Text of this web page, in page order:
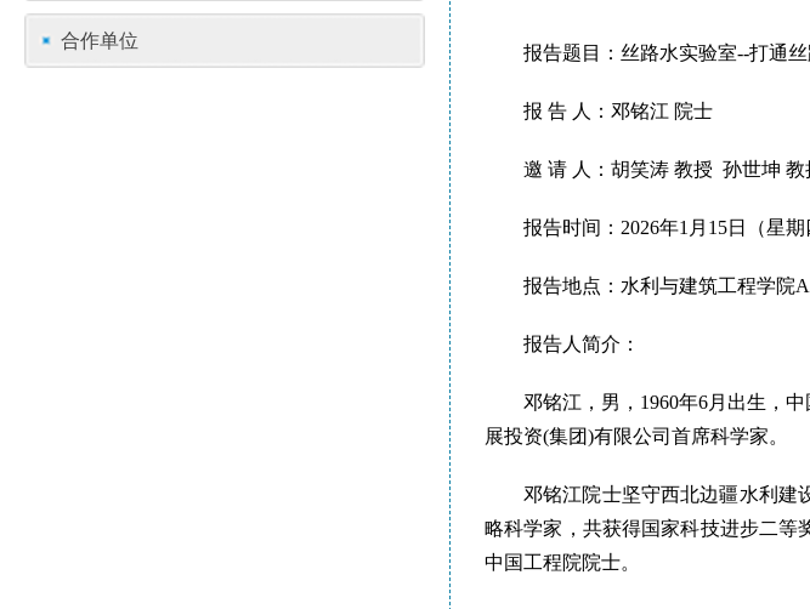
合作单位
报告题目：丝路水实验室--打通
报 告 人：邓铭江 院士
邀 请 人：胡笑涛 教授 孙世坤 教
报告时间：2026年1月15日（星
报告地点：水利与建筑工程学院
报告人简介：
邓铭江，男，1960年6月出生，
展投资(集团)有限公司首席科学家。
邓铭江院士坚守西北边疆水利建
略科学家，共获得国家科技进步二等
中国工程院院士。